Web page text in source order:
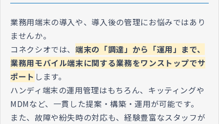
業務用端末の導入や、導入後の管理にお悩みではあり
ませんか。
コネクシオでは、端末の「調達」から「運用」まで、
業務用モバイル端末に関する業務をワンストップでサ
ポート します。
ハンディ端末の運用管理はもちろん、キッティングや
MDMなど、一貫した提案・構築・運用が可能です。
また、故障や紛失時の対応も、経験豊富なスタッフが